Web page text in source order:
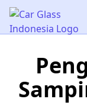
Car Glass